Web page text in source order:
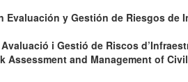
Evaluación y Gestión de Riesgos de
i Gestió de Riscos
Assessment and Management of